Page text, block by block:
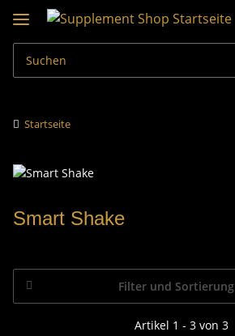
Startseite
Smart Shake
Filter und Sortierung
Artikel 1 - 3 von 3